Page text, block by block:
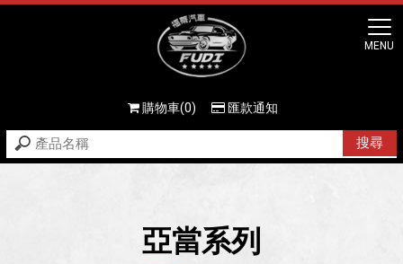
購物車(0) 匯款通知
亞當系列